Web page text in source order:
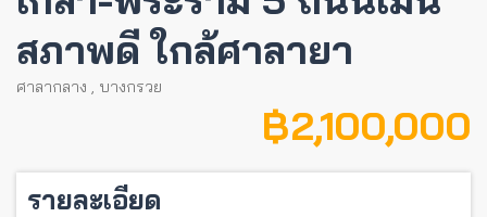
สภาพดี ใกล้ศาลายา
ศาลากลาง , บางกรวย
฿ 2,100,000
รายละเอียด